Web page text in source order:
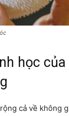
học của
cả về không